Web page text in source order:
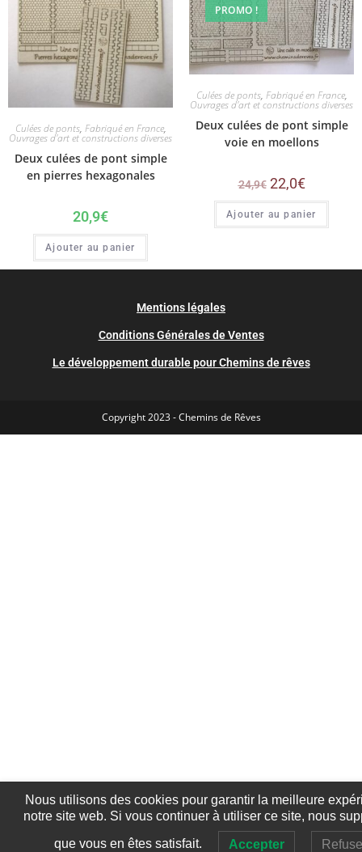
Culées de ponts, Fabriqué en France,
Ouvrages d'art et constructions diverses
Deux culées de pont simple
en pierres hexagonales
20,9€
Ajouter au panier
PROMO !
Culées de ponts, Fabriqué en France,
Ouvrages d'art et constructions diverses
Deux culées de pont simple
voie en moellons
24,9€ 22,0€
Ajouter au panier
Mentions légales
Conditions Générales de Ventes
Le développement durable pour Chemins de rêves
Copyright 2023 - Chemins de Rêves
Nous utilisons des cookies pour garantir la meilleure
notre site web. Si vous continuer à utiliser ce site, nous
que vous en êtes satisfait. Accepter